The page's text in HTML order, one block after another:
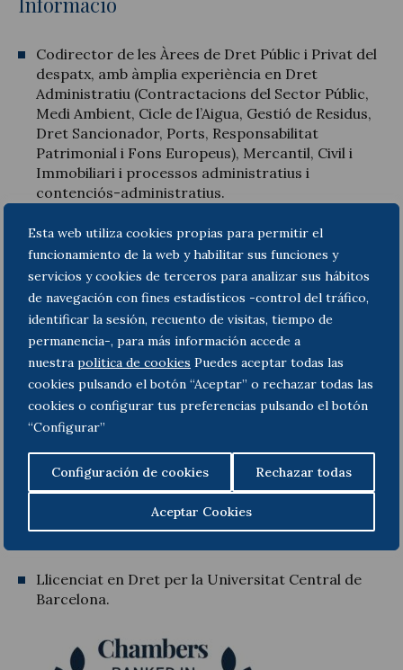
Esta web utiliza cookies propias para permitir el
funcionamiento de la web y habilitar sus funciones y
servicios y cookies de terceros para analizar sus hábitos
de navegación con fines estadísticos -control del tráfico,
identificar la sesión, recuento de visitas, tiempo de
permanencia-, para más información accede a
nuestra politica de cookies Puedes aceptar todas las
cookies pulsando el botón “Aceptar” o rechazar todas las
cookies o configurar tus preferencias pulsando el botón
“Configurar”
Configuración de cookies Rechazar todas
Aceptar Cookies
Codirector de les Àrees de Dret Públic i Privat del
despatx, amb àmplia experiència en Dret
Administratiu (Contractacions del Sector Públic,
Medi Ambient, Cicle de l’Aigua, Gestió de Residus,
Dret Sancionador, Ports, Responsabilitat
Patrimonial i Fons Europeus), Mercantil, Civil i
Immobiliari i processos administratius i
contenciós-administratius.
Especialista en l’àmbit de les corporacions de
Dret públic, com Cambres oficials, de Comerç,
Indústria, Serveis i Navegació i Consells
Reguladors i de DOP.
Assessor i Secretari de múltiples Consells
d’Administració de societats i entitats mercantils,
així com de Patronats de Fundacions i Juntes
Directives d’Associacions.
Ponent de diversos projectes de llei i de
l’àmbit del Dret Públic.
of the Year» el 2026 en la pràctica d’
Llicenciat en Dret per la Universitat Central de
Barcelona.